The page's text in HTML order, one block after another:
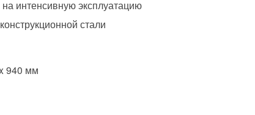
на интенсивную эксплуатацию
стали
940 мм